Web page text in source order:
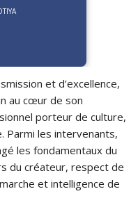
et d’excellence,
au cœur de son
porteur de culture,
Parmi les intervenants,
les fondamentaux du
du créateur, respect de
et intelligence de